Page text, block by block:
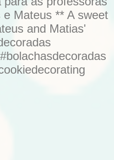
Mateus ** A sweet
and Matias'